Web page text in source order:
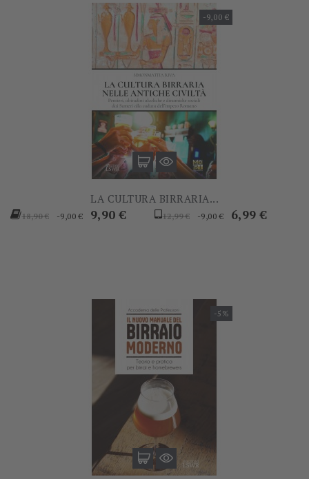
-9,00 €
LA CULTURA BIRRARIA...
Prezzo
18,90 € -9,00 € Prezzo
9,90 €
Prezzo
12,99 € -9,00 € Prezzo
6,99 €
-5%